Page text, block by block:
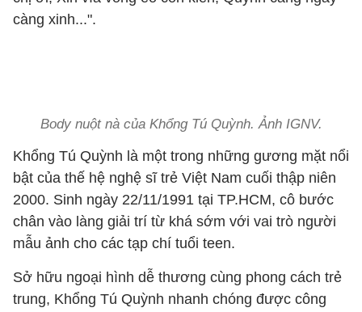
càng xinh...".
Body nuột nà của Khổng Tú Quỳnh. Ảnh IGNV.
Khổng Tú Quỳnh là một trong những gương mặt nổi
bật của thế hệ nghệ sĩ trẻ Việt Nam cuối thập niên
2000. Sinh ngày 22/11/1991 tại TP.HCM, cô bước
chân vào làng giải trí từ khá sớm với vai trò người
mẫu ảnh cho các tạp chí tuổi teen.
Sở hữu ngoại hình dễ thương cùng phong cách trẻ
trung, Khổng Tú Quỳnh nhanh chóng được công